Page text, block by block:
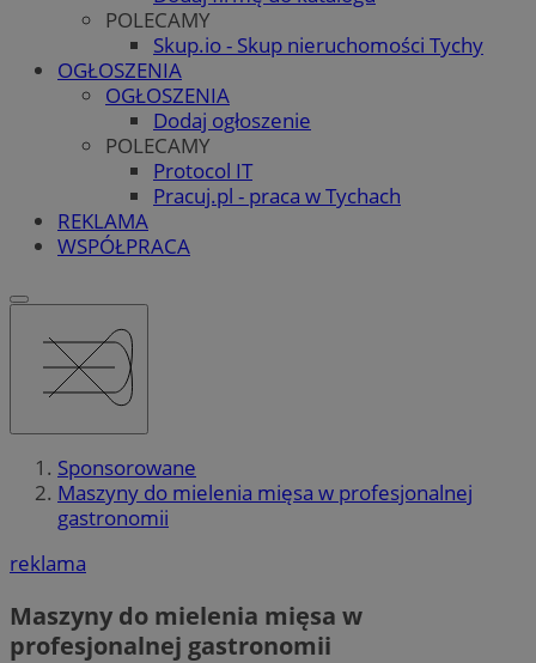
POLECAMY
Skup.io - Skup nieruchomości Tychy
OGŁOSZENIA
OGŁOSZENIA
Dodaj ogłoszenie
POLECAMY
Protocol IT
Pracuj.pl - praca w Tychach
REKLAMA
WSPÓŁPRACA
Sponsorowane
Maszyny do mielenia mięsa w profesjonalnej
gastronomii
reklama
Maszyny do mielenia mięsa w
profesjonalnej gastronomii